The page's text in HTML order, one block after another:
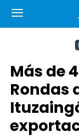
Más de
Rondas